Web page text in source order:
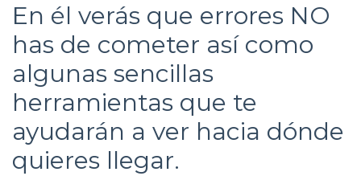
En él verás que errores NO
has de cometer así como
algunas sencillas
herramientas que te
ayudarán a ver hacia dónde
quieres llegar.